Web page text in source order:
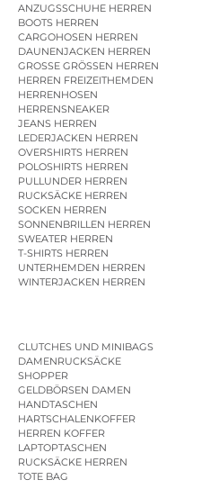
ANZUGSSCHUHE HERREN
BOOTS HERREN
CARGOHOSEN HERREN
DAUNENJACKEN HERREN
GROSSE GRÖSSEN HERREN
HERREN FREIZEITHEMDEN
HERRENHOSEN
HERRENSNEAKER
JEANS HERREN
LEDERJACKEN HERREN
OVERSHIRTS HERREN
POLOSHIRTS HERREN
PULLUNDER HERREN
RUCKSÄCKE HERREN
SOCKEN HERREN
SONNENBRILLEN HERREN
SWEATER HERREN
T-SHIRTS HERREN
UNTERHEMDEN HERREN
WINTERJACKEN HERREN
CLUTCHES UND MINIBAGS
DAMENRUCKSÄCKE
SHOPPER
GELDBÖRSEN DAMEN
HANDTASCHEN
HARTSCHALENKOFFER
HERREN KOFFER
LAPTOPTASCHEN
RUCKSÄCKE HERREN
TOTE BAG